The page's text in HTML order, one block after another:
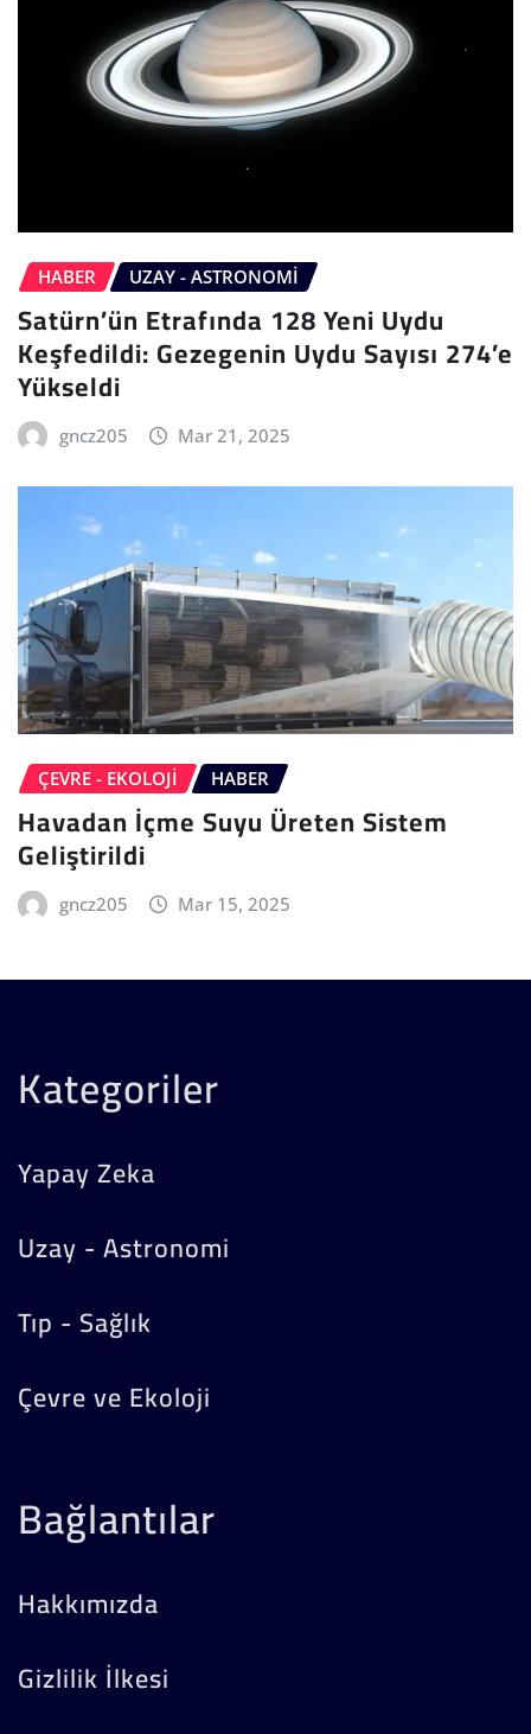
HABER UZAY - ASTRONOMI
Satürn’ün Etrafında 128 Yeni Uydu
Keşfedildi: Gezegenin Uydu Sayısı 274’e
Yükseldi
gncz205 Mar 21, 2025
ÇEVRE - EKOLOJI HABER
Havadan İçme Suyu Üreten Sistem
Geliştirildi
gncz205 Mar 15, 2025
Kategoriler
Yapay Zeka
Uzay - Astronomi
Tıp - Sağlık
Çevre ve Ekoloji
Bağlantılar
Hakkımızda
Gizlilik İlkesi